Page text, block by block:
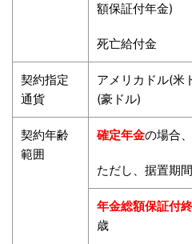
額保証付年金)
死亡給付金
契約指定
通貨
アメリカドル(米
(豪ドル)
契約年齢
範囲
確定年金の場合
ただし、据置期
年金総額保証付
歳